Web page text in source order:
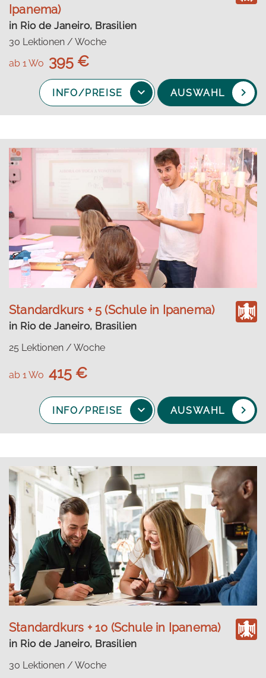
Ipanema)
in Rio de Janeiro, Brasilien
30 Lektionen / Woche
ab 1 Wo 395 €
INFO/PREISE AUSWAHL
Standardkurs + 5 (Schule in Ipanema)
in Rio de Janeiro, Brasilien
25 Lektionen / Woche
ab 1 Wo 415 €
INFO/PREISE AUSWAHL
Standardkurs + 10 (Schule in Ipanema)
in Rio de Janeiro, Brasilien
30 Lektionen / Woche